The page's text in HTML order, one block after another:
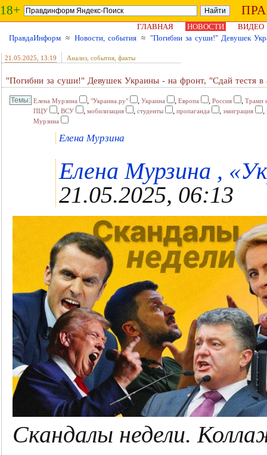
18+
ГЛАВНАЯ НОВОСТИ
ВИДЕО
ПравдаИнформ ≈ Новости, события ≈ "Погибни за суши!" Девушек
21.05.2025 , 13:19 Анализ, события, факты
"Погибни за суши!" Девушек Украины - на фронт, "Сдай тестя
Елена Мурзина , "Украина.ру" , Украина , Европа , Россия , Трамп
ПЦУ
, ВСУ , мобилизация , студенты , пропаганда , эмиграция ,
Мурзина
Елена Мурзина
Елена Мурзина ,
21.05.2025, 06:13
Скандалы недели.